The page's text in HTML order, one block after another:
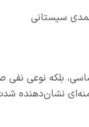
سیستانی
بلکه نوعی نفی
نشان‌دهنده